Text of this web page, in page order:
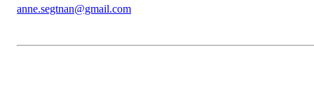
anne.segtnan@gmail.com